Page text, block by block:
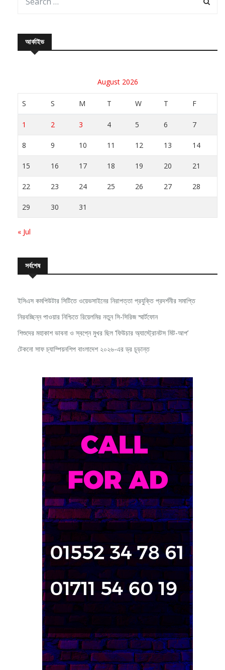
আর্কাইভ
August 2026
S S M T W T F
1 2 3 4 5 6 7
8 9 10 11 12 13 14
15 16 17 18 19 20 21
22 23 24 25 26 27 28
29 30 31
« Jul
সর্বশেষ
ইসিএস কমপিউটার সিটিতে ওয়েভসাইনের নিরাপত্তা প্রযুক্তি প্রদর্শনীর সমাপ্তি
নিরবচ্ছিন্ন পাওয়ার নিশ্চিতে রিয়েলমির নতুন সি-সিরিজ স্মার্টফোন
শিশুদের মহাকাশ ভাবনা ও স্বপ্নে মুখর ছিল ‘ফিউচার অ্যাস্ট্রোনটস মিট-আপ’
টেকনো সাফ চ্যাম্পিয়নশিপ বাংলাদেশ ২০২৬-এর ড্র চূড়ান্ত